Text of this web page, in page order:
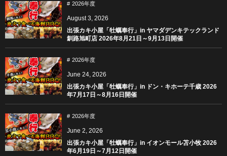
2026年度
August 3, 2026
出張カキ小屋「牡蠣奉行」in ヤマダデンキテックランド
釧路旭町店 2026年8月21日～9月13日開催
2026年度
June 24, 2026
出張カキ小屋「牡蠣奉行」in ドン・キホーテ千歳 2026
年7月17日～8月16日開催
2026年度
June 2, 2026
出張カキ小屋「牡蠣奉行」in イオンモール苫小牧 2026
年6月19日～7月12日開催